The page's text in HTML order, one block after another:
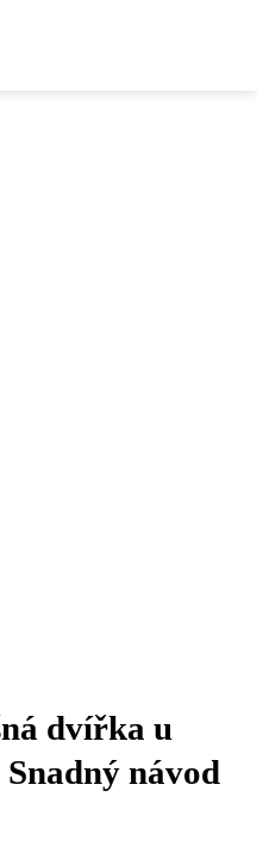
dvířka u
návod